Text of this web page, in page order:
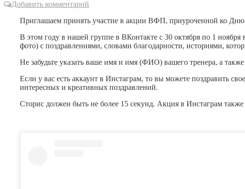
Добавить комментарий
Приглашаем принять участие в акции ВФП, приуроченной ко Дню
В этом году в нашей группе в ВКонтакте с 30 октября по 1
фото) с поздравлениями, словами благодарности, историями,
Не забудьте указать ваше имя и имя (ФИО) вашего тренера, а также
Если у вас есть аккаунт в Инстаграм, то вы можете поздравить
интересных и креативных поздравлений.
Сторис должен быть не более 15 секунд. Акция в Инстаграм также